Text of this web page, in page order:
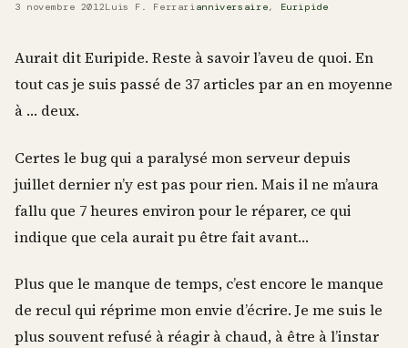
3 novembre 2012Luis F. Ferrarianniversaire, Euripide
Aurait dit Euripide. Reste à savoir l’aveu de quoi. En
tout cas je suis passé de 37 articles par an en moyenne
à … deux.
Certes le bug qui a paralysé mon serveur depuis
juillet dernier n’y est pas pour rien. Mais il ne m’aura
fallu que 7 heures environ pour le réparer, ce qui
indique que cela aurait pu être fait avant…
Plus que le manque de temps, c’est encore le manque
de recul qui réprime mon envie d’écrire. Je me suis le
plus souvent refusé à réagir à chaud, à être à l’instar